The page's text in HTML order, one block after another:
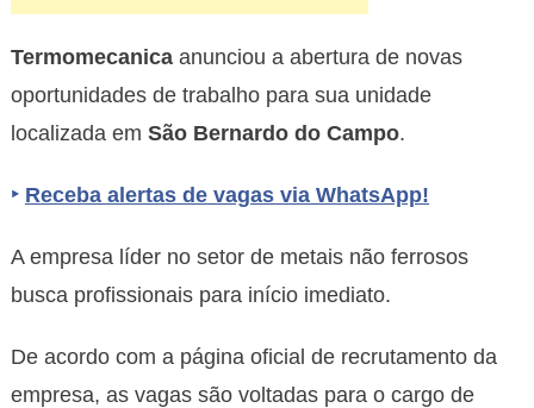
Termomecanicaanunciou a abertura de novas
oportunidades de trabalho para sua unidade
localizada em São Bernardo do Campo.
‣ Receba alertas de vagas via WhatsApp!
A empresa líder no setor de metais não ferrosos
busca profissionais para início imediato.
De acordo com a página oficial de recrutamento da
empresa, as vagas são voltadas para o cargo de